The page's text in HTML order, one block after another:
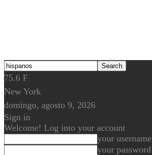
75.6 F
New York
domingo, agosto 9, 2026
Sign in
Welcome! Log into your account
your username
your password